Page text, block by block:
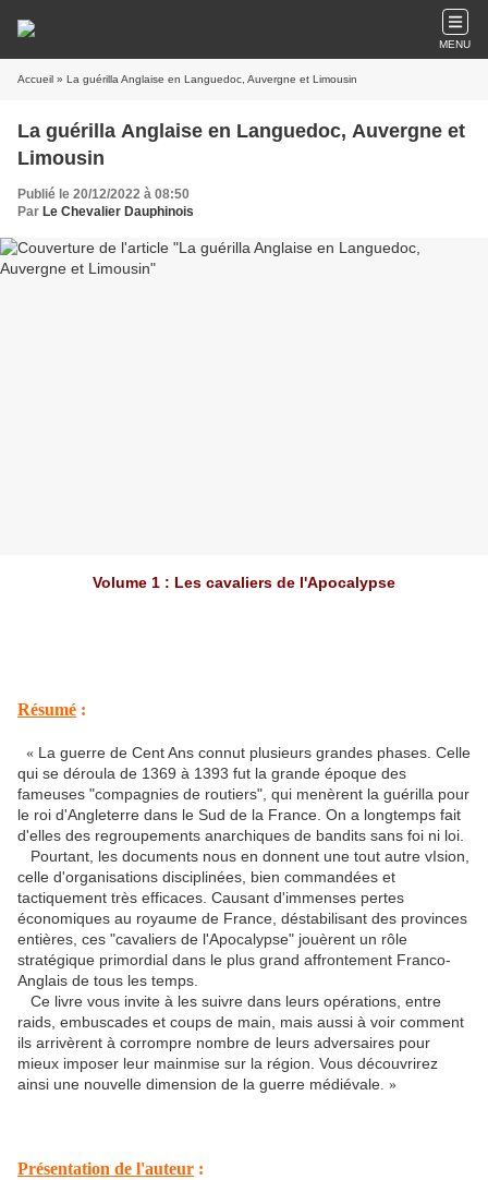
MENU
Accueil » La guérilla Anglaise en Languedoc, Auvergne et Limousin
La guérilla Anglaise en Languedoc, Auvergne et
Limousin
Publié le 20/12/2022 à 08:50
Par Le Chevalier Dauphinois
Volume 1 : Les cavaliers de l'Apocalypse
Résumé :
« La guerre de Cent Ans connut plusieurs grandes phases. Celle
qui se déroula de 1369 à 1393 fut la grande époque des
fameuses "compagnies de routiers", qui menèrent la guérilla pour
le roi d'Angleterre dans le Sud de la France. On a longtemps fait
d'elles des regroupements anarchiques de bandits sans foi ni loi.
Pourtant, les documents nous en donnent une tout autre vIsion,
celle d'organisations disciplinées, bien commandées et
tactiquement très efficaces. Causant d'immenses pertes
économiques au royaume de France, déstabilisant des provinces
entières, ces "cavaliers de l'Apocalypse" jouèrent un rôle
stratégique primordial dans le plus grand affrontement Franco-
Anglais de tous les temps.
Ce livre vous invite à les suivre dans leurs opérations, entre
raids, embuscades et coups de main, mais aussi à voir comment
ils arrivèrent à corrompre nombre de leurs adversaires pour
mieux imposer leur mainmise sur la région. Vous découvrirez
ainsi une nouvelle dimension de la guerre médiévale. »
Présentation de l'auteur :